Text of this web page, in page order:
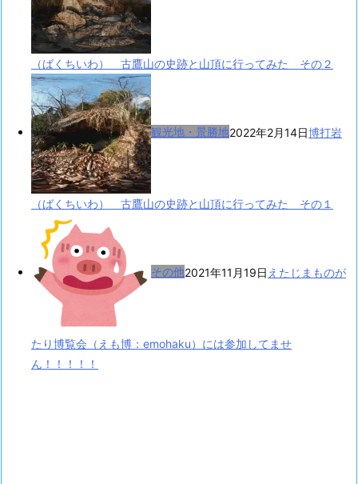
（ばくちいわ） 古鷹山の史跡と山頂に行ってみた その２
観光地・景勝地2022年2月14日博打岩
（ばくちいわ） 古鷹山の史跡と山頂に行ってみた その１
その他2021年11月19日 えたじまものが
たり博覧会（えも博：emohaku）には参加してませ
ん！！！！！